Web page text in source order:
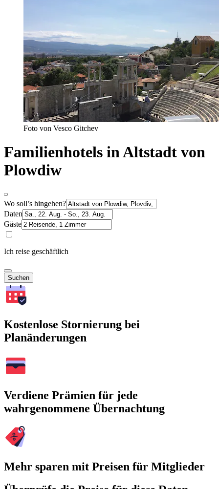
Foto von Vesco Gitchev
Familienhotels in Altstadt von
Plowdiw
Wo soll’s hingehen?
Daten
Gäste
Ich reise geschäftlich
Suchen
Kostenlose Stornierung bei
Planänderungen
Verdiene Prämien für jede
wahrgenommene Übernachtung
Mehr sparen mit Preisen für Mitglieder